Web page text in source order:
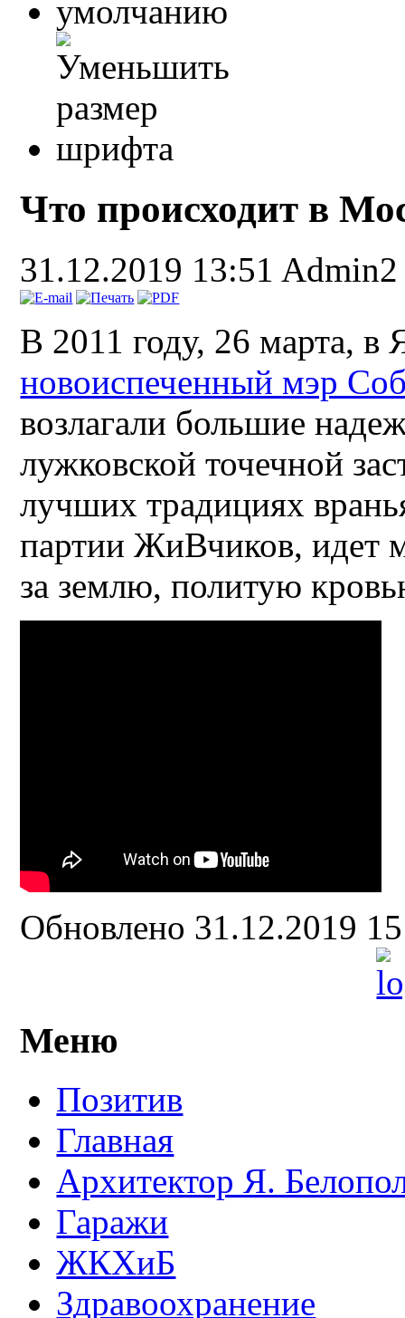
Что происходит в
31.12.2019 13:51 Admin2
В 2011 году, 26 марта, в
новоиспеченный мэр
возлагали большие
лужковской точечной
лучших традициях
партии ЖиВчиков, идет
за землю, политую
Обновлено 31.12.2019
Меню
Позитив
Главная
Архитектор Я.
Гаражи
ЖКХиБ
Здравоохранение